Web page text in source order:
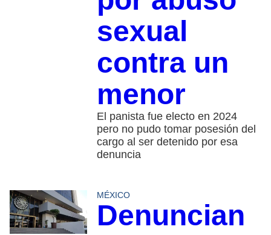
sexual
contra un
menor
El panista fue electo en 2024
pero no pudo tomar posesión del
cargo al ser detenido por esa
denuncia
MÉXICO
Denuncian